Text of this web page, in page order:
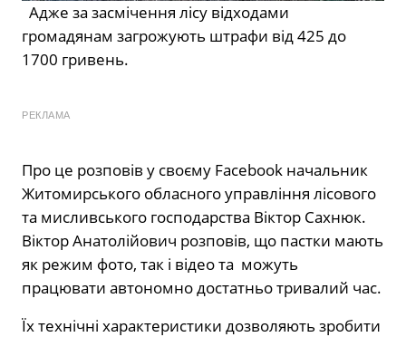
Адже за засмічення лісу відходами
громадянам загрожують штрафи від 425 до
1700 гривень.
РЕКЛАМА
Про це розповів у своєму Facebook начальник
Житомирського обласного управління лісового
та мисливського господарства Віктор Сахнюк.
Віктор Анатолійович розповів, що пастки мають
як режим фото, так і відео та можуть
працювати автономно достатньо тривалий час.
Їх технічні характеристики дозволяють зробити